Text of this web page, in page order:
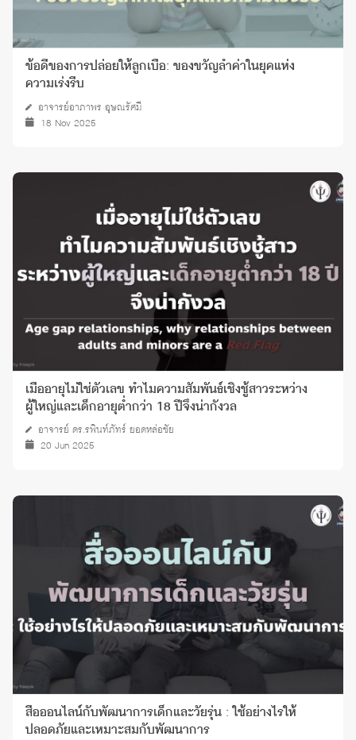
ข้อดีของการปล่อยให้ลูกเบื่อ: ของขวัญล้ำค่าในยุคแห่ง
ความเร่งรีบ
อาจารย์อาภาพร อุษณรัศมี
18 Nov 2025
เมื่ออายุไม่ใช่ตัวเลข ทำไมความสัมพันธ์เชิงชู้สาวระหว่าง
ผู้ใหญ่และเด็กอายุต่ำกว่า 18 ปีจึงน่ากังวล
อาจารย์ ดร.รพินท์ภัทร์ ยอดหล่อชัย
20 Jun 2025
สื่อออนไลน์กับพัฒนาการเด็กและวัยรุ่น : ใช้อย่างไรให้
ปลอดภัยและเหมาะสมกับพัฒนาการ